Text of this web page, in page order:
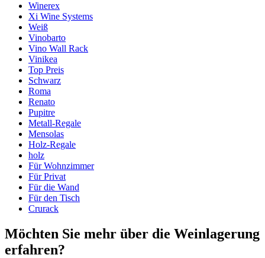
Allgemein
Lieferung
Platzierung
Modulartrue
Flaschen
Anzahl der Flaschen (Bordeaux)
Flaschentyp
Abmessungen (BxHxT cm)
Höhe (cm) 66
Breite (cm)46
Tiefe (cm)
32
Gewicht (kg)10
Winerex
Xi Wine Systems
Weiß
Vinobarto
Vino Wall Rack
Vinikea
Top Preis
Schwarz
Roma
Renato
Pupitre
Metall-Regale
Mensolas
Holz-Regale
holz
Für Wohnzimmer
Für Privat
Für die Wand
Für den Tisch
Crurack
Möchten Sie mehr über die Weinlagerung
erfahren?